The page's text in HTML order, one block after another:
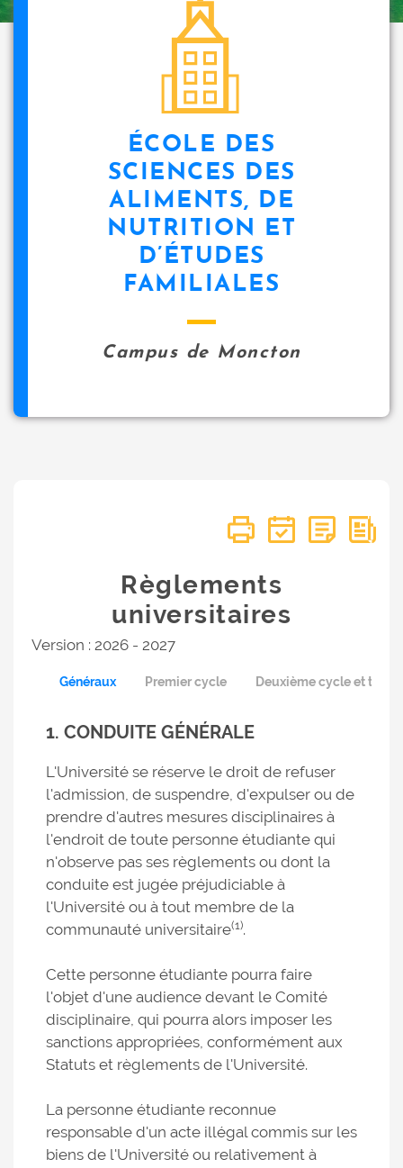
ÉCOLE DES
SCIENCES DES
ALIMENTS, DE
NUTRITION ET
D’ÉTUDES
FAMILIALES
Campus de Moncton
Règlements
universitaires
Version : 2026 - 2027
Généraux Premier cycle Deuxième cycle et
1. CONDUITE GÉNÉRALE
L'Université se réserve le droit de refuser
l'admission, de suspendre, d'expulser ou de
prendre d'autres mesures disciplinaires à
l'endroit de toute personne étudiante qui
n'observe pas ses règlements ou dont la
conduite est jugée préjudiciable à
l'Université ou à tout membre de la
communauté universitaire(1).
Cette personne étudiante pourra faire
l'objet d'une audience devant le Comité
disciplinaire, qui pourra alors imposer les
sanctions appropriées, conformément aux
Statuts et règlements de l'Université.
La personne étudiante reconnue
responsable d'un acte illégal commis sur les
biens de l'Université ou relativement à